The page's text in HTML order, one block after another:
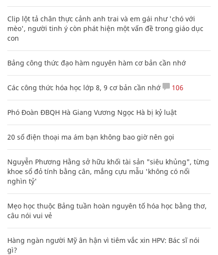
Clip lột tả chân thực cảnh anh trai và em gái như 'chó với
mèo', người tinh ý còn phát hiện một vấn đề trong giáo dục
con
Bảng công thức đạo hàm nguyên hàm cơ bản cần nhớ
Các công thức hóa học lớp 8, 9 cơ bản cần nhớ 106
Phó Đoàn ĐBQH Hà Giang Vương Ngọc Hà bị kỷ luật
20 số điện thoại ma ám bạn không bao giờ nên gọi
Nguyễn Phương Hằng sở hữu khối tài sản "siêu khủng", từng
khoe sổ đỏ tính bằng cân, mắng cựu mẫu 'không có nổi
nghìn tỷ'
Mẹo học thuộc Bảng tuần hoàn nguyên tố hóa học bằng thơ,
câu nói vui vẻ
Hàng ngàn người Mỹ ân hận vì tiêm vắc xin HPV: Bác sĩ nói
gì?